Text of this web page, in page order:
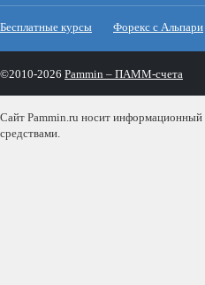
Бесплатные курсы Форекс с Альпари
©2010-2026 Pammin – ПАММ-счета
Сайт Pammin.ru носит информационный
средствами.